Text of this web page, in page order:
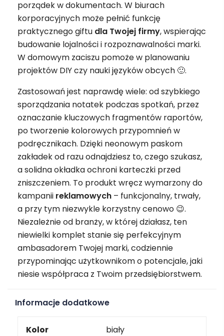
porządek w dokumentach. W biurach
korporacyjnych może pełnić funkcję
praktycznego giftu dla Twojej firmy, wspierając
budowanie lojalności i rozpoznawalności marki.
W domowym zaciszu pomoże w planowaniu
projektów DIY czy nauki języków obcych 🙂.
Zastosowań jest naprawdę wiele: od szybkiego
sporządzania notatek podczas spotkań, przez
oznaczanie kluczowych fragmentów raportów,
po tworzenie kolorowych przypomnień w
podręcznikach. Dzięki neonowym paskom
zakładek od razu odnajdziesz to, czego szukasz,
a solidna okładka ochroni karteczki przed
zniszczeniem. To produkt wręcz wymarzony do
kampanii reklamowych – funkcjonalny, trwały,
a przy tym niezwykle korzystny cenowo 😉.
Niezależnie od branży, w której działasz, ten
niewielki komplet stanie się perfekcyjnym
ambasadorem Twojej marki, codziennie
przypominając użytkownikom o potencjale, jaki
niesie współpraca z Twoim przedsiębiorstwem.
Informacje dodatkowe
Kolor biały